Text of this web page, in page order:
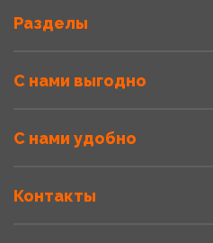
Разделы
С нами выгодно
С нами удобно
Контакты